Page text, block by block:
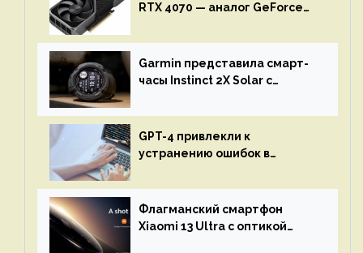
RTX 4070 — аналог GeForce
Garmin представила смарт-
часы Instinct 2X Solar с
GPT-4 привлекли к
устранению ошибок в
остановится до полного
восстановления кода и
объяснит, что пошло не так
Флагманский смартфон
Xiaomi 13 Ultra с оптикой